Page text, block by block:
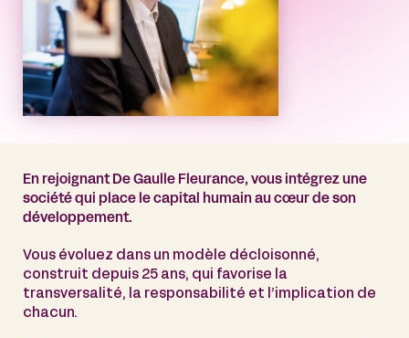
En rejoignant De Gaulle Fleurance, vous intégrez une
société qui place le capital humain au cœur de son
développement.
Vous évoluez dans un modèle décloisonné,
construit depuis 25 ans, qui favorise la
transversalité, la responsabilité et l’implication de
chacun.